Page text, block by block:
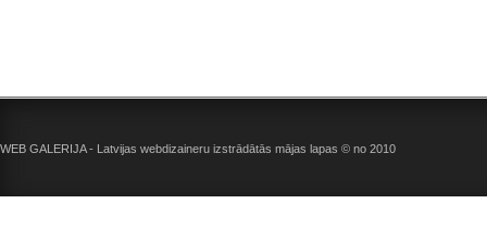
WEB GALERIJA - Latvijas webdizaineru izstrādātās mājas lapas © no 2010